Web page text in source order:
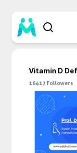
Vitamin D
16417 Followers